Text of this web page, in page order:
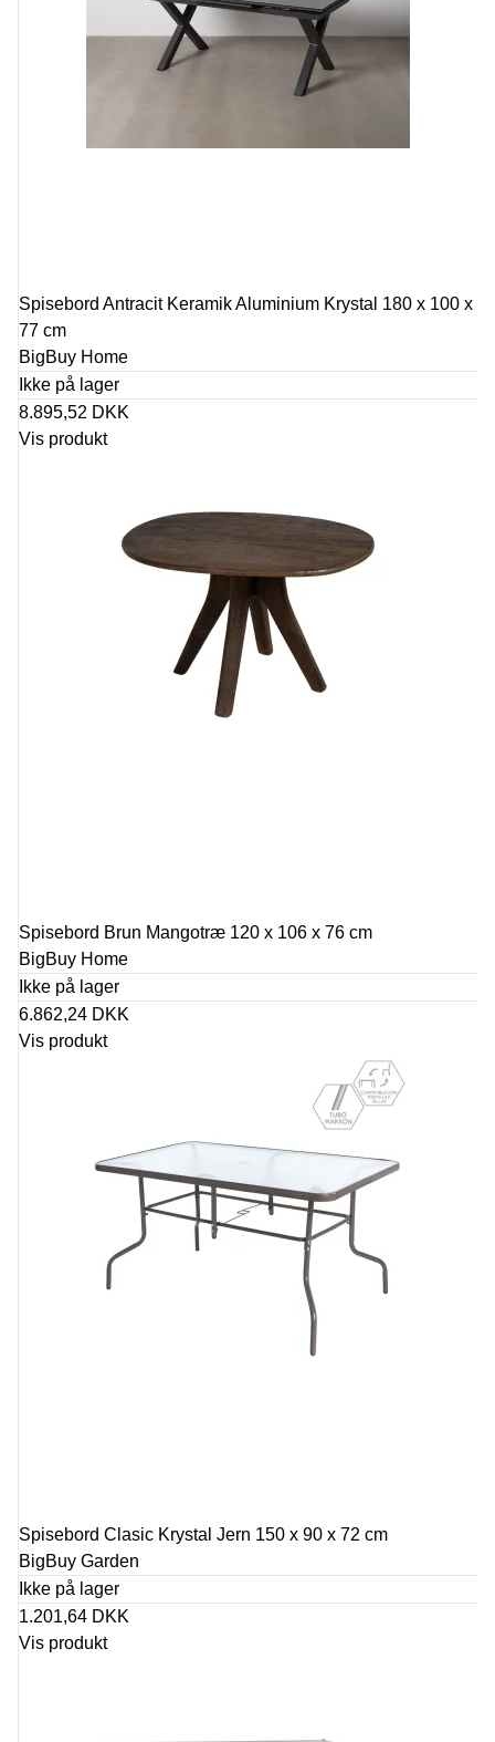
Spisebord Antracit Keramik Aluminium Krystal 180 x 100 x
77 cm
BigBuy Home
Ikke på lager
8.895,52 DKK
Vis produkt
Spisebord Brun Mangotræ 120 x 106 x 76 cm
BigBuy Home
Ikke på lager
6.862,24 DKK
Vis produkt
Spisebord Clasic Krystal Jern 150 x 90 x 72 cm
BigBuy Garden
Ikke på lager
1.201,64 DKK
Vis produkt